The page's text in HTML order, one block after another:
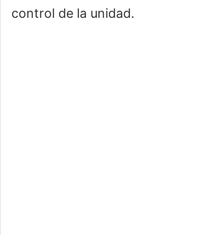
control de la unidad.